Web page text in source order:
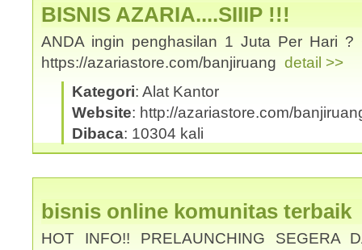
BISNIS AZARIA....SIIIP !!!
ANDA ingin penghasilan 1 Juta Per Hari ?
https://azariastore.com/banjiruang detail >>
Kategori: Alat Kantor
Website: http://azariastore.com/
Dibaca: 10304 kali
bisnis online komunitas terbaik
HOT INFO!! PRELAUNCHING SEGERA